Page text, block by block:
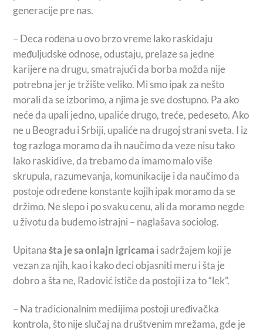
generacije pre nas.
– Deca rođena u ovo brzo vreme lako raskidaju
međuljudske odnose, odustaju, prelaze sa jedne
karijere na drugu, smatrajući da borba možda nije
potrebna jer je tržište veliko. Mi smo ipak za nešto
morali da se izborimo, a njima je sve dostupno. Pa ako
neće da upali jedno, upaliće drugo, treće, pedeseto. Ako
ne u Beogradu i Srbiji, upaliće na drugoj strani sveta. I iz
tog razloga moramo da ih naučimo da veze nisu tako
lako raskidive, da trebamo da imamo malo više
skrupula, razumevanja, komunikacije i da naučimo da
postoje određene konstante kojih ipak moramo da se
držimo. Ne slepo i po svaku cenu, ali da moramo negde
u životu da budemo istrajni – naglašava sociolog.
Upitanašta je sa onlajn igricama i sadržajem koji je
vezan za njih, kao i kako deci objasniti meru i šta je
dobro a šta ne, Radović ističe da postoji i za to “lek”.
– Na tradicionalnim medijima postoji uređivačka
kontrola, što nije slučaj na društvenim mrežama, gde je